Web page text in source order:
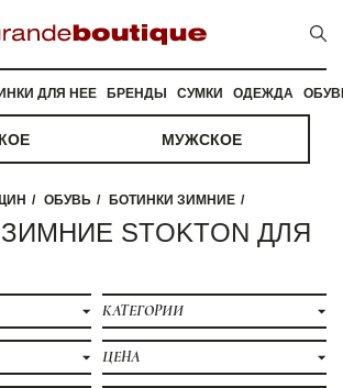
ДЛЯ НЕЕ БРЕНДЫ СУМКИ ОДЕЖДА
МУЖСКОЕ
ОБУВЬ БОТИНКИ ЗИМНИЕ
STOKTON ДЛЯ
КАТЕГОРИИ
ЦЕНА